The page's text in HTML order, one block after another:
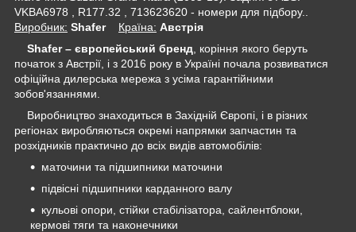
VKBA6978 , R177.32 , 713623620 - номери для підбору..
Виробник: Shafer Крaїна: Австрія
Shafer – європейський бренд , коріння якого беруть
початок з Австрії, і з 2016 року в Україні почала розвиватися
офіційна дилерська мережа з усіма гарантійними
зобов'язаннями.
Виробництво знаходиться в Західній Європі, і в різних
регіонах виробляються окремі напрямки запчастин та
розхідників практично до всіх видів автомобілів:
маточини та підшипники маточини
підвісні підшипники карданного валу
кульові опори, стійки стабілізатора, сайлентблоки,
кермові тяги та наконечники